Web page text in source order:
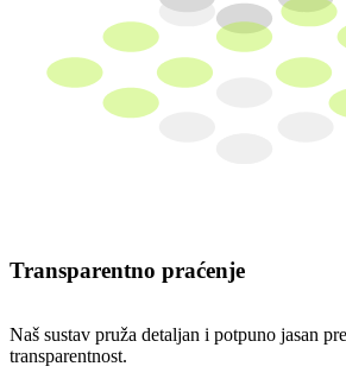
Transparentno praćenje
Naš sustav pruža detaljan i potpuno jasan
transparentnost.